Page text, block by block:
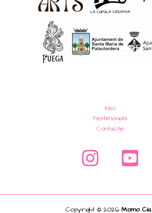
Inici
Testimonials
Contacte
Copyright © 2026 Momo Cia.